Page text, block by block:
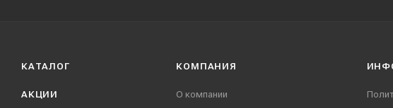
КАТАЛОГ
АКЦИИ
КОМПАНИЯ
О компании